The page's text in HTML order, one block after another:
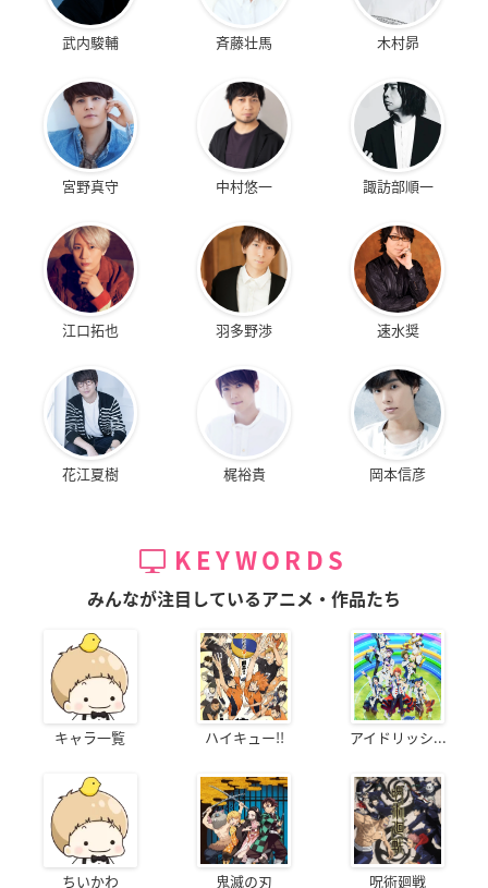
武内駿輔 斉藤壮馬 木村昴
宮野真守 中村悠一 諏訪部順一
江口拓也 羽多野渉 速水奨
花江夏樹 梶裕貴 岡本信彦
KEYWORDS
みんなが注目しているアニメ・作品たち
キャラ一覧 ハイキュー!! アイドリッシ...
ちいかわ 鬼滅の刃 呪術廻戦